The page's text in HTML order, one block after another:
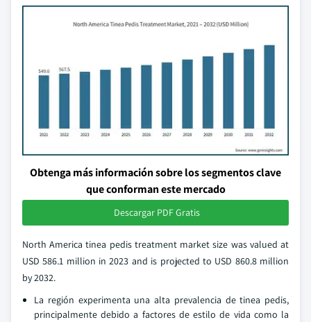
Obtenga más información sobre los segmentos clave
que conforman este mercado
Descargar PDF Gratis
North America tinea pedis treatment market size was valued at
USD 586.1 million in 2023 and is projected to USD 860.8 million
by 2032.
La región experimenta una alta prevalencia de tinea pedis,
principalmente debido a factores de estilo de vida como la